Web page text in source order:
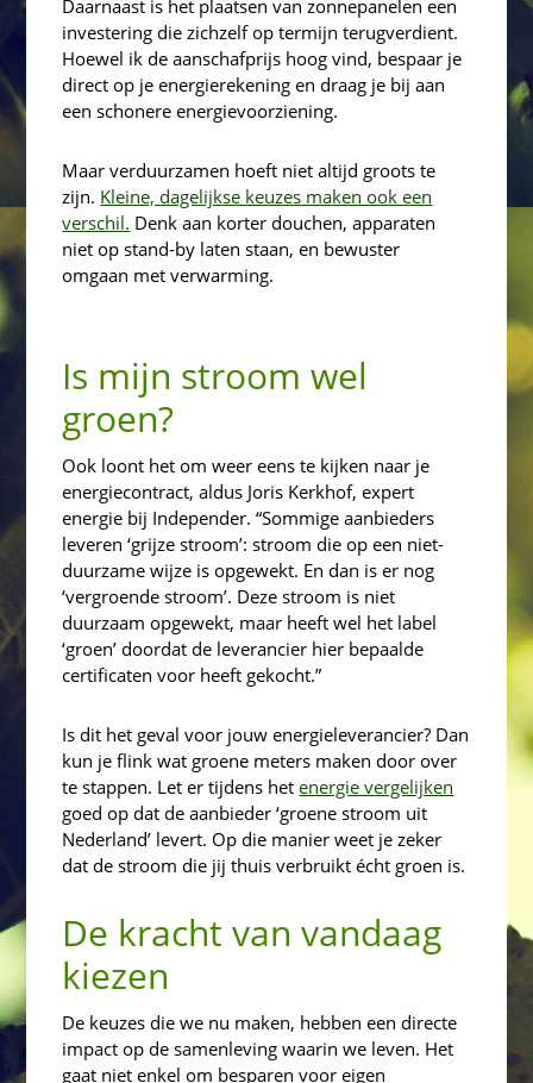
Daarnaast is het plaatsen van zonnepanelen een
investering die zichzelf op termijn terugverdient.
Hoewel ik de aanschafprijs hoog vind, bespaar je
direct op je energierekening en draag je bij aan
een schonere energievoorziening.
Maar verduurzamen hoeft niet altijd groots te
zijn. Kleine, dagelijkse keuzes maken ook een
verschil. Denk aan korter douchen, apparaten
niet op stand-by laten staan, en bewuster
omgaan met verwarming.
Is mijn stroom wel
groen?
Ook loont het om weer eens te kijken naar je
energiecontract, aldus Joris Kerkhof, expert
energie bij Independer. “Sommige aanbieders
leveren ‘grijze stroom’: stroom die op een niet-
duurzame wijze is opgewekt. En dan is er nog
‘vergroende stroom’. Deze stroom is niet
duurzaam opgewekt, maar heeft wel het label
‘groen’ doordat de leverancier hier bepaalde
certificaten voor heeft gekocht.”
Is dit het geval voor jouw energieleverancier? Dan
kun je flink wat groene meters maken door over
te stappen. Let er tijdens hetenergie vergelijken
goed op dat de aanbieder ‘groene stroom uit
Nederland’ levert. Op die manier weet je zeker
dat de stroom die jij thuis verbruikt écht groen is.
De kracht van vandaag
kiezen
De keuzes die we nu maken, hebben een directe
impact op de samenleving waarin we leven. Het
gaat niet enkel om besparen voor eigen